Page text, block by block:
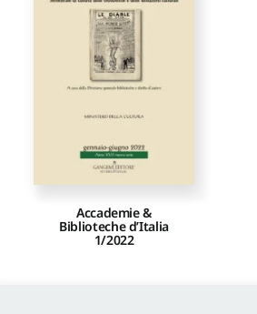
Proposte di pubblicazione
Newsletter
Accademie &
Biblioteche d’Italia
1/2022